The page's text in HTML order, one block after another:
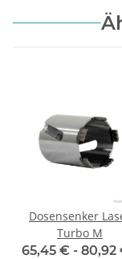
Dosensenker
Turbo M
65,45 € - 80,92